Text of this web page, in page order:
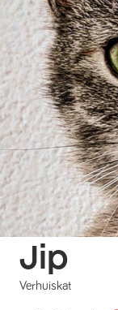
Jip
Verhuiskat